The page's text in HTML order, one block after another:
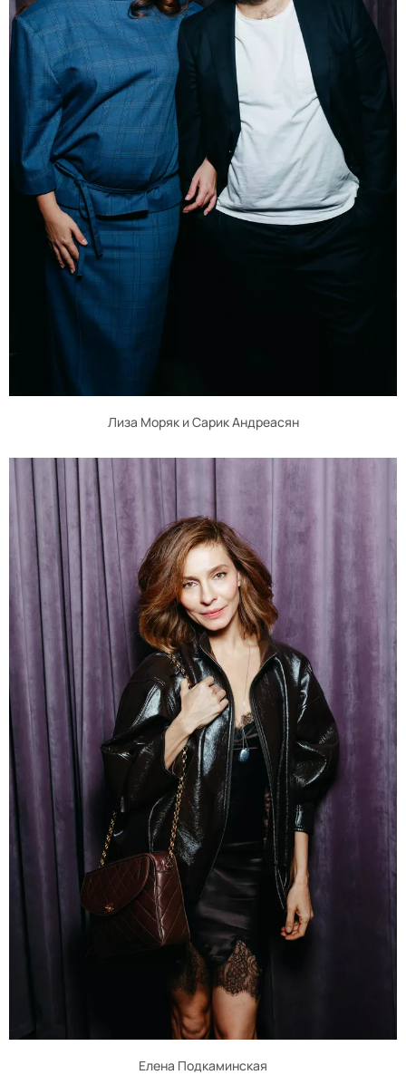
Лиза Моряк и Сарик Андреасян
Елена Подкаминская